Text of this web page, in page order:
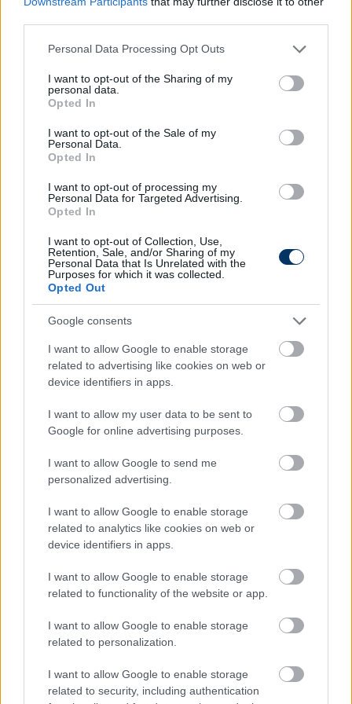
Please note that this website/app uses one or more Google
not limited to your visit or usage behaviour. You may click to
grant or deny consent to Google and its third-party tags to
use your data for below specified purposes in below Google
consent section.
Personal Data Processing Opt Outs
I want to opt-out of the Sharing of my
personal data.
Opted In
I want to opt-out of the Sale of my
Personal Data.
Opted In
I want to opt-out of processing my
Personal Data for Targeted Advertising.
Opted In
I want to opt-out of Collection, Use,
Retention, Sale, and/or Sharing of my
Personal Data that Is Unrelated with the
Purposes for which it was collected.
Opted Out
Google consents
I want to allow Google to enable storage
related to advertising like cookies on web or
device identifiers in apps.
I want to allow my user data to be sent to
Google for online advertising purposes.
I want to allow Google to send me
personalized advertising.
I want to allow Google to enable storage
related to analytics like cookies on web or
device identifiers in apps.
I want to allow Google to enable storage
related to functionality of the website or app.
I want to allow Google to enable storage
related to personalization.
I want to allow Google to enable storage
related to security, including authentication
lehet kérdés, hogy jóval előrébb kellene tartanunk,
fordulóval a bajnokság vége előtt szinte lehetetlen
csapathoz. A tűzoltás bonyolult feladat, és ha egy
edző nem jár sikerrel, annak ott maradt az
életrajzában a kiesés, ezért hálásak vagyunk, hogy
László Csaba elvállalta ezt az igen nehéz feladatot.
áll a biztos bennmaradásról, a klubelnök szerint már
az osztályozó elérése és megnyerése is siker lehet.
- Mindhárom hátralévő meccsünket meg kellene
nyernünk a bennmaradáshoz, és bár ez nem
lehetetlen feladat, most nem mondanám reálisnak.
Azt mondom, kerüljük el a kiesést, és találkozzunk az
osztályozón egy másodosztályú csapattal, mert ezt
kötelező feladat lenne számunkra megnyerni.A fiúk
nagyon fel vannak tüzelve. Mondjuk ki, Munteanu
kinevezése nem volt jó ötlet, de a váltás után talán
tudásuknak megfelelően focizzanak.
Mindenki dühös, a fiúk is olvassák a
sajtóban a rengeteg hazugságot rólunk,
énjüket, és képesek lesznek meghalni a
pályán a győzelemért. Mindenféle
mondvacsinált történeteket találnak ki az
újságírók, ami nem sokat segít rajtunk,
hiszen egyébként is elég nagy bajban
vagyunk. Mindenki rajtunk köszörüli a
nyelvét, és hát be kell vallani, hogy nem
idei évben, az tönkre is ment